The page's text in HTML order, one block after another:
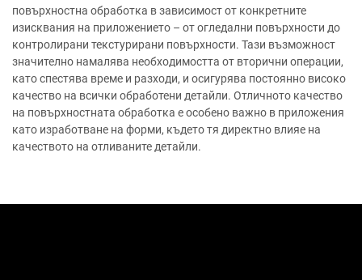
повърхностна обработка в зависимост от конкретните
изисквания на приложението – от огледални повърхности до
контролирани текстурирани повърхности. Тази възможност
значително намалява необходимостта от вторични операции,
като спестява време и разходи, и осигурява постоянно високо
качество на всички обработени детайли. Отличното качество
на повърхностната обработка е особено важно в приложения
като изработване на форми, където тя директно влияе на
качеството на отливаните детайли.